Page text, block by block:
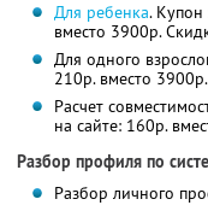
Для ребенка. Купон
вместо 3900р.
Для одного
210р. вместо
Расчет
на сайте: 160р.
Разбор профиля по
Разбор личного